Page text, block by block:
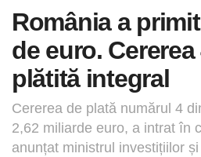
România a
de euro.
plătită integral
Cererea de plată numărul 4
2,62 miliarde euro, a intrat în
anunțat ministrul investițiilor